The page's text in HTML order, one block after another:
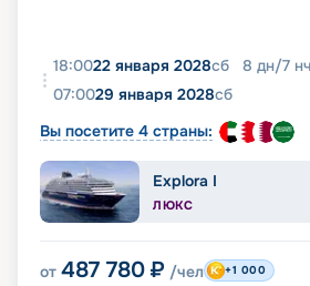
18:0022 января 2028сб 8 дн/7 нч
07:0029 января 2028сб
Вы посетите 4 страны:
Explora I
ЛЮКС
от 487 780 ₽ /чел +1 000